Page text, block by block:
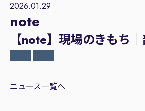
2026.01.29
note
【note】現場のきもち
ニュース一覧へ